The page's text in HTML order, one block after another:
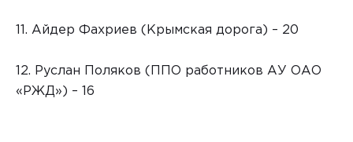
11. Айдер Фахриев (Крымская дорога) – 20
12. Руслан Поляков (ППО работников АУ ОАО
«РЖД») – 16